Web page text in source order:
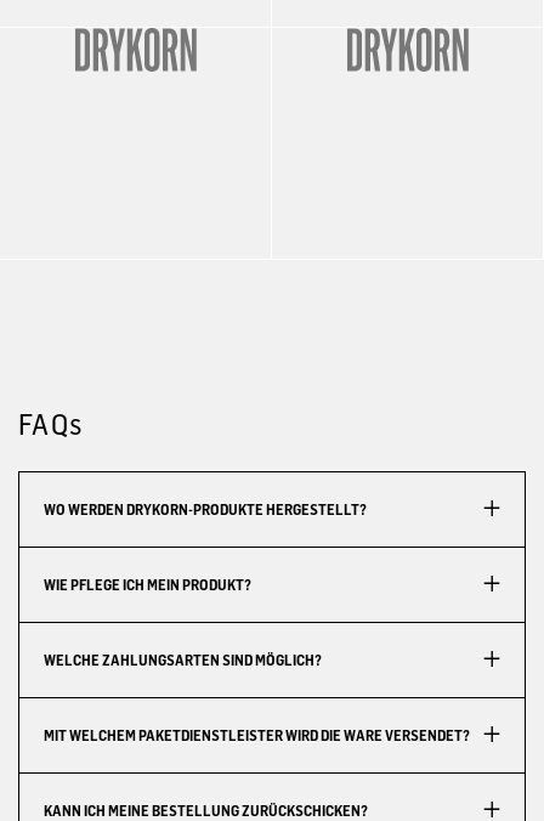
FAQs
WO WERDEN DRYKORN-PRODUKTE HERGESTELLT?
WIE PFLEGE ICH MEIN PRODUKT?
WELCHE ZAHLUNGSARTEN SIND MÖGLICH?
MIT WELCHEM PAKETDIENSTLEISTER WIRD DIE WARE VERSENDET?
KANN ICH MEINE BESTELLUNG ZURÜCKSCHICKEN?